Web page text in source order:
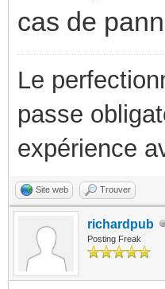
cas de
Le
passe
expérience
Site web Trouver
richardpub
Posting Freak